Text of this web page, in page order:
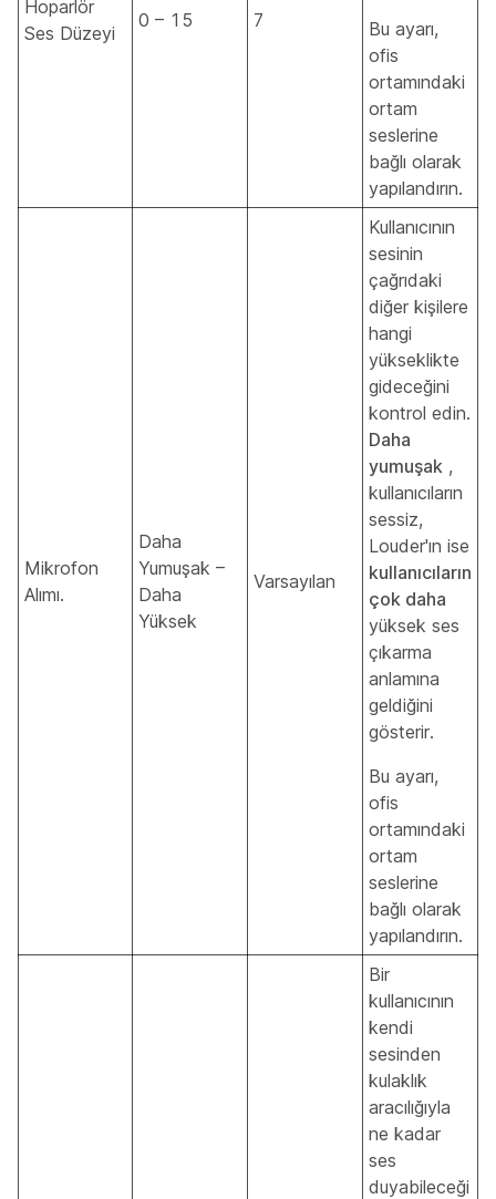
Hoparlör
Ses Düzeyi
0 – 15 7
Bu ayarı,
ofis
ortamındaki
ortam
seslerine
bağlı olarak
yapılandırın.
Mikrofon
Alımı.
Daha
Yumuşak –
Daha
Yüksek
Varsayılan
Kullanıcının
sesinin
çağrıdaki
diğer kişilere
hangi
yükseklikte
gideceğini
kontrol edin.
Daha
yumuşak ,
kullanıcıların
sessiz,
Louder'ın ise
kullanıcıların
çok daha
yüksek ses
çıkarma
anlamına
geldiğini
gösterir.
Bu ayarı,
ofis
ortamındaki
ortam
seslerine
bağlı olarak
yapılandırın.
Bir
kullanıcının
kendi
sesinden
kulaklık
aracılığıyla
ne kadar
ses
duyabileceği